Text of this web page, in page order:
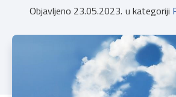
Objavljeno 23.05.2023. u kategoriji